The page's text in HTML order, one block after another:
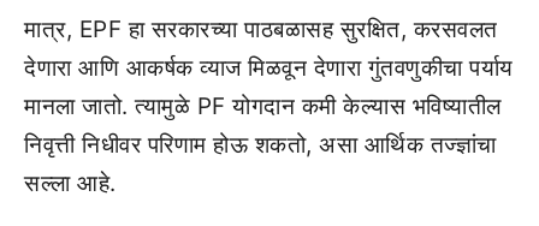
मात्र, EPF हा सरकारच्या पाठबळासह सुरक्षित, करसवलत
देणारा आणि आकर्षक व्याज मिळवून देणारा गुंतवणुकीचा पर्याय
मानला जातो. त्यामुळे PF योगदान कमी केल्यास भविष्यातील
निवृत्ती निधीवर परिणाम होऊ शकतो, असा आर्थिक तज्ज्ञांचा
सल्ला आहे.